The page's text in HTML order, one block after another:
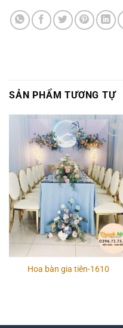
SẢN PHẨM TƯƠNG TỰ
Add to
wishlist
Hoa bàn gia tiên-1610